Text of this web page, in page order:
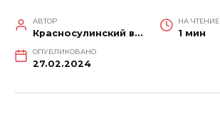
АВТОР
Красносулинский вестник
НА ЧТЕНИЕ
1 мин
ОПУБЛИКОВАНО
27.02.2024